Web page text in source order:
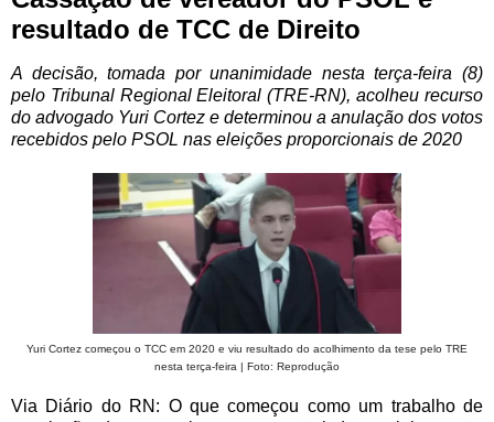
resultado de TCC de Direito
A decisão, tomada por unanimidade nesta terça-feira (8)
pelo Tribunal Regional Eleitoral (TRE-RN), acolheu recurso
do advogado Yuri Cortez e determinou a anulação dos votos
recebidos pelo PSOL nas eleições proporcionais de 2020
Yuri Cortez começou o TCC em 2020 e viu resultado do acolhimento da tese pelo TRE
nesta terça-feira | Foto: Reprodução
Via Diário do RN: O que começou como um trabalho de